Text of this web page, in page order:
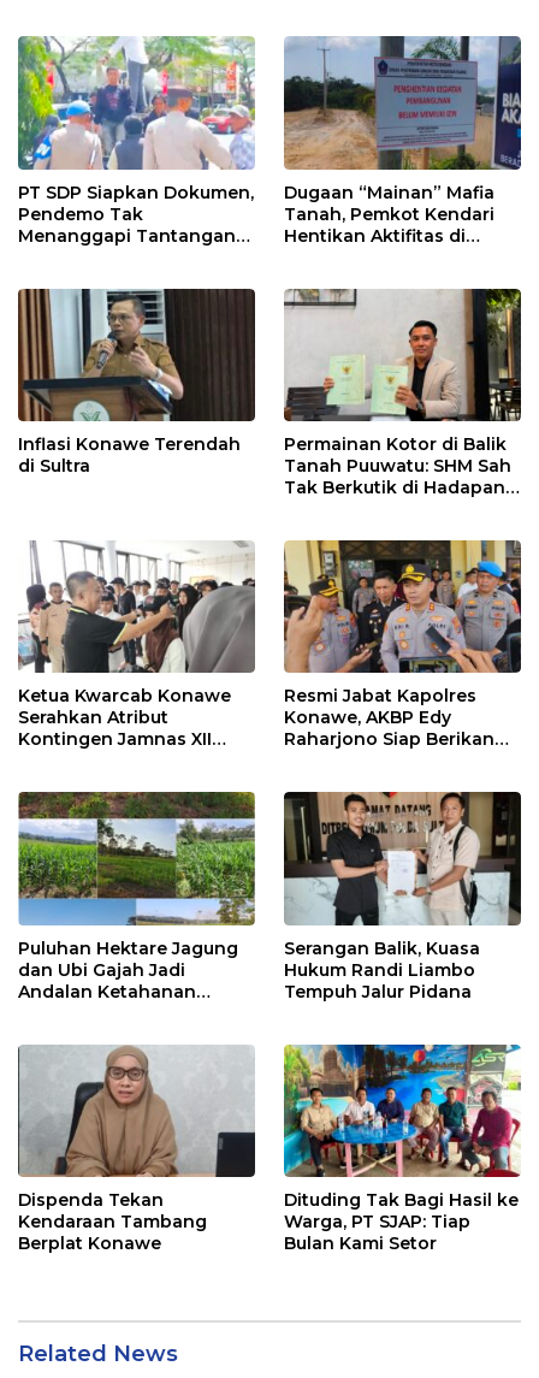
PT SDP Siapkan Dokumen,
Pendemo Tak
Menanggapi Tantangan
Dugaan “Mainan” Mafia
Tanah, Pemkot Kendari
Hentikan Aktifitas di
Inflasi Konawe Terendah
di Sultra
Permainan Kotor di Balik
Tanah Puuwatu: SHM Sah
Tak Berkutik di Hadapan
Ketua Kwarcab Konawe
Serahkan Atribut
Kontingen Jamnas XII
Resmi Jabat Kapolres
Konawe, AKBP Edy
Raharjono Siap Berikan
Puluhan Hektare Jagung
dan Ubi Gajah Jadi
Andalan Ketahanan
Serangan Balik, Kuasa
Hukum Randi Liambo
Tempuh Jalur Pidana
Dispenda Tekan
Kendaraan Tambang
Berplat Konawe
Dituding Tak Bagi Hasil ke
Warga, PT SJAP: Tiap
Bulan Kami Setor
Related News